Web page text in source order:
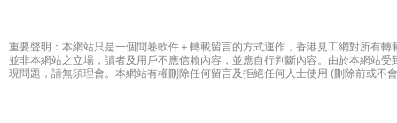
重要聲明：本網站只是一個問卷軟件＋轉載留言的方式運作，香港見工網對所有
並非本網站之立場，讀者及用戶不應信賴內容，並應自行判斷內容。由於本網站
現問題，請無須理會。本網站有權刪除任何留言及拒絕任何人士使用 (刪除前或